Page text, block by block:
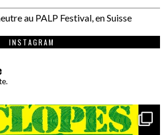
au PALP Festival, en Suisse
INSTAGRAM